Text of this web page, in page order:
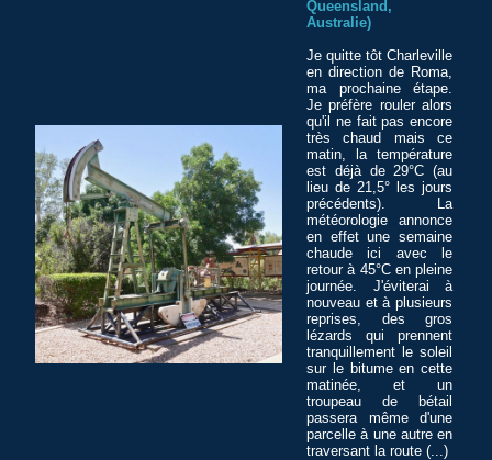
Queensland,
Australie)
Je quitte tôt Charleville
en direction de Roma,
ma prochaine étape.
Je préfère rouler alors
qu'il ne fait pas encore
très chaud mais ce
matin, la température
est déjà de 29°C (au
lieu de 21,5° les jours
précédents). La
météorologie annonce
en effet une semaine
chaude ici avec le
retour à 45°C en pleine
journée. J'éviterai à
nouveau et à plusieurs
reprises, des gros
lézards qui prennent
tranquillement le soleil
sur le bitume en cette
matinée, et un
troupeau de bétail
passera même d'une
parcelle à une autre en
traversant la route (...)